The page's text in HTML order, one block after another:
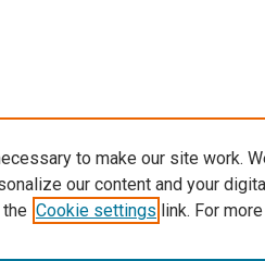
to make our site work.
our content and your
Cookie settings link. For